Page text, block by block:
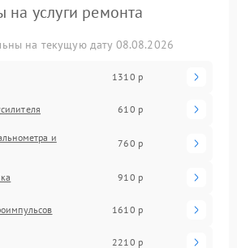
на услуги ремонта
на текущую дату 08.08.2026
1310 р
610 р
и
760 р
910 р
1610 р
2210 р